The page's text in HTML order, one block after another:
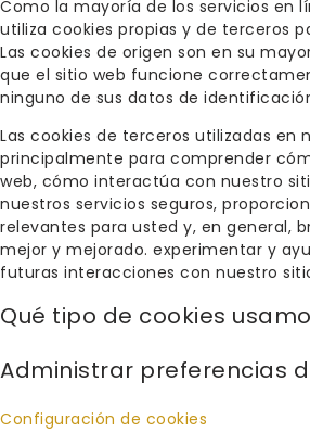
Como la mayoría de los servicios en
utiliza cookies propias y de terceros
Las cookies de origen son en su
que el sitio web funcione
ninguno de sus datos de
Las cookies de terceros utilizadas en
principalmente para comprender
web, cómo interactúa con nuestro
nuestros servicios seguros,
relevantes para usted y, en general,
mejor y mejorado. experimentar y
futuras interacciones con nuestro
Qué tipo de cookies
Administrar preferencias
Configuración de cookies